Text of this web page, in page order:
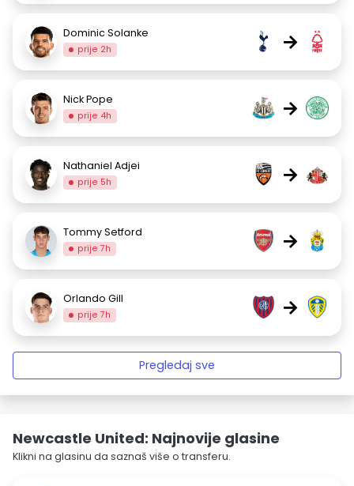
Dominic Solanke
prije 2h →
Nick Pope
prije 4h →
Nathaniel Adjei
prije 5h →
Tommy Setford
prije 7h →
Orlando Gill
prije 7h →
Pregledaj sve
Newcastle United: Najnovije glasine
Klikni na glasinu da saznaš više o transferu.